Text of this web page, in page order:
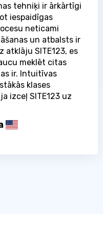
tehniķi ir ārkārtīgi
iespaidīgas
neticami
un atbalsts ir
atklāju SITE123, es
meklēt citas
ir. Intuitīvas
klases
izceļ SITE123 uz